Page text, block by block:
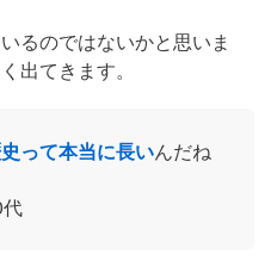
るのではないかと思いま
出てきます。
って本当に長いんだね